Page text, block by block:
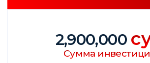
2,900,000
Сумма